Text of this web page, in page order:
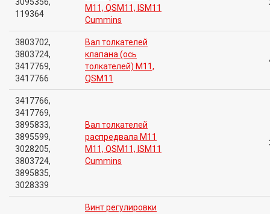
119364
M11, QSM11, ISM11
Cummins
3803702,
3803724,
3417769,
3417766
Вал толкателей
клапана (ось
толкателей) M11,
QSM11
3417766,
3417769,
3895833,
3895599,
3028205,
3803724,
3895835,
3028339
Вал толкателей
распредвала M11
M11, QSM11, ISM11
Cummins
Винт регулировки